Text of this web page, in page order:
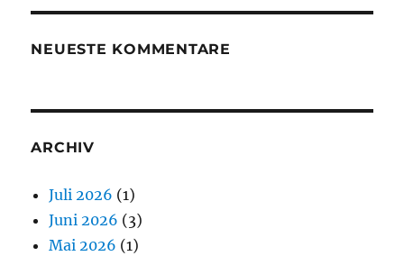
NEUESTE KOMMENTARE
ARCHIV
Juli 2026 (1)
Juni 2026 (3)
Mai 2026 (1)